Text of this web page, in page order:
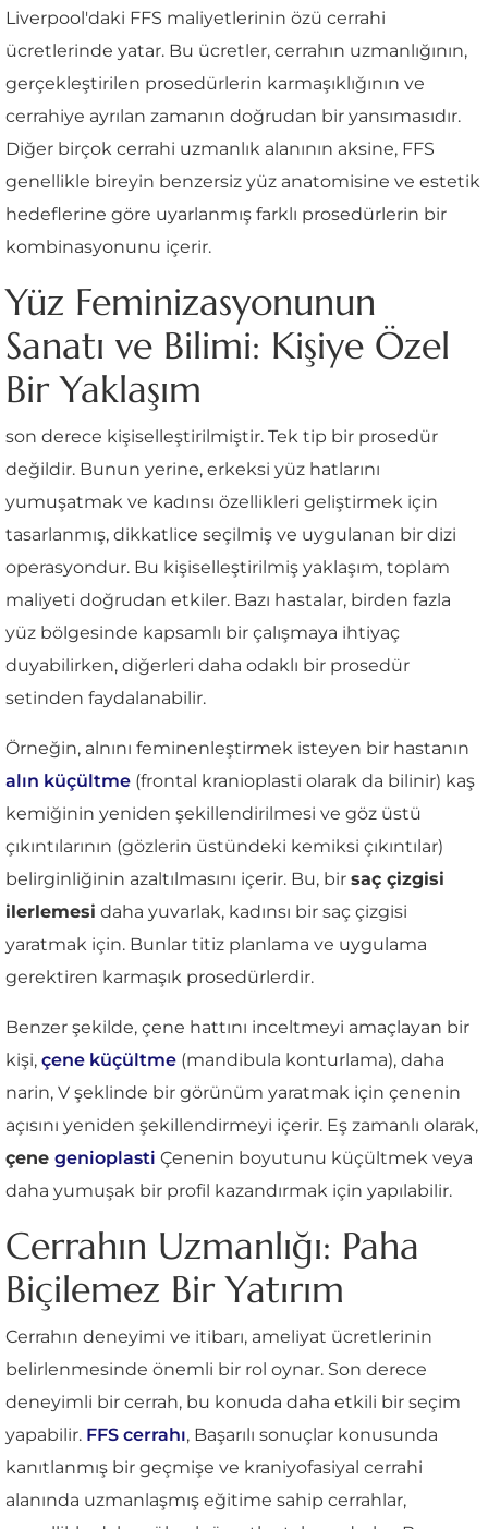
Liverpool'daki FFS maliyetlerinin özü cerrahi
ücretlerinde yatar. Bu ücretler, cerrahın uzmanlığının,
gerçekleştirilen prosedürlerin karmaşıklığının ve
cerrahiye ayrılan zamanın doğrudan bir yansımasıdır.
Diğer birçok cerrahi uzmanlık alanının aksine, FFS
genellikle bireyin benzersiz yüz anatomisine ve estetik
hedeflerine göre uyarlanmış farklı prosedürlerin bir
kombinasyonunu içerir.
Yüz Feminizasyonunun
Sanatı ve Bilimi: Kişiye Özel
Bir Yaklaşım
son derece kişiselleştirilmiştir. Tek tip bir prosedür
değildir. Bunun yerine, erkeksi yüz hatlarını
yumuşatmak ve kadınsı özellikleri geliştirmek için
tasarlanmış, dikkatlice seçilmiş ve uygulanan bir dizi
operasyondur. Bu kişiselleştirilmiş yaklaşım, toplam
maliyeti doğrudan etkiler. Bazı hastalar, birden fazla
yüz bölgesinde kapsamlı bir çalışmaya ihtiyaç
duyabilirken, diğerleri daha odaklı bir prosedür
setinden faydalanabilir.
Örneğin, alnını feminenleştirmek isteyen bir hastanın
alın küçültme (frontal kranioplasti olarak da bilinir) kaş
kemiğinin yeniden şekillendirilmesi ve göz üstü
çıkıntılarının (gözlerin üstündeki kemiksi çıkıntılar)
belirginliğinin azaltılmasını içerir. Bu, bir saç çizgisi
ilerlemesi daha yuvarlak, kadınsı bir saç çizgisi
yaratmak için. Bunlar titiz planlama ve uygulama
gerektiren karmaşık prosedürlerdir.
Benzer şekilde, çene hattını inceltmeyi amaçlayan bir
kişi, çene küçültme (mandibula konturlama), daha
narin, V şeklinde bir görünüm yaratmak için çenenin
açısını yeniden şekillendirmeyi içerir. Eş zamanlı olarak,
çene genioplasti Çenenin boyutunu küçültmek veya
daha yumuşak bir profil kazandırmak için yapılabilir.
Cerrahın Uzmanlığı: Paha
Biçilemez Bir Yatırım
Cerrahın deneyimi ve itibarı, ameliyat ücretlerinin
belirlenmesinde önemli bir rol oynar. Son derece
deneyimli bir cerrah, bu konuda daha etkili bir seçim
yapabilir. FFS cerrahı, Başarılı sonuçlar konusunda
kanıtlanmış bir geçmişe ve kraniyofasiyal cerrahi
alanında uzmanlaşmış eğitime sahip cerrahlar,